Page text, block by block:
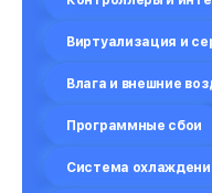
Виртуализация и
Влага и внешние
Программные сбои
Система